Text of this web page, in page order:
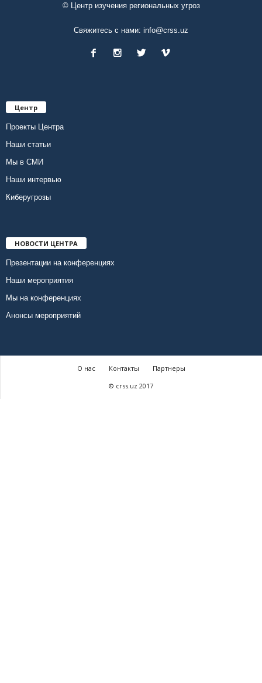
© Центр изучения региональных угроз
Свяжитесь с нами: info@crss.uz
Центр
Проекты Центра
Наши статьи
Мы в СМИ
Наши интервью
Киберугрозы
НОВОСТИ ЦЕНТРА
Презентации на конференциях
Наши мероприятия
Мы на конференциях
Анонсы мероприятий
О нас Контакты
Партнеры
© crss.uz 2017